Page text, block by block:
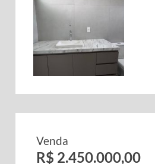
Venda
R$ 2.450.000,00